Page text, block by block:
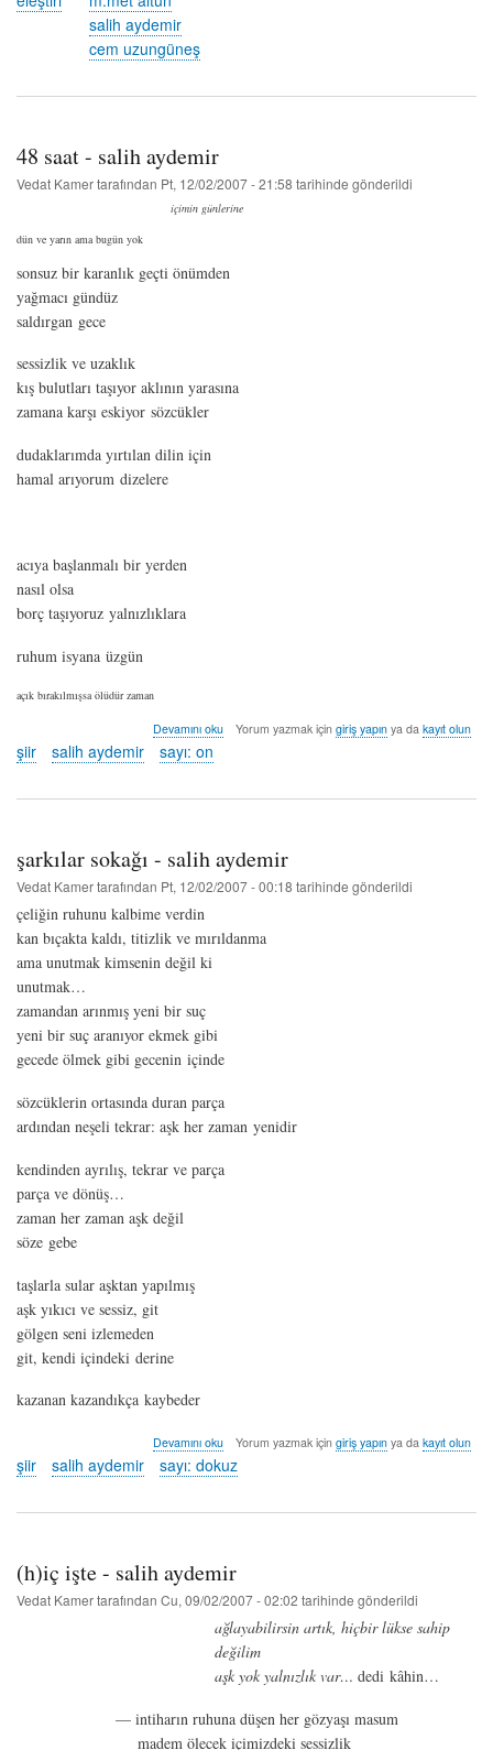
salih aydemir
cem uzungüneş
48 saat - salih aydemir
Vedat Kamertarafından Pt, 12/02/2007 - 21:58 tarihinde gönderildi
içimin günlerine
dün ve yarın ama bugün yok
sonsuz bir karanlık geçti önümden
yağmacı gündüz
saldırgan gece
sessizlik ve uzaklık
kış bulutları taşıyor aklının yarasına
zamana karşı eskiyor sözcükler
dudaklarımda yırtılan dilin için
hamal arıyorum dizelere
acıya başlanmalı bir yerden
nasıl olsa
borç taşıyoruz yalnızlıklara
ruhum isyana üzgün
açık bırakılmışsa ölüdür zaman
48
saat
aydemir
Devamını oku Yorum yazmak için giriş yapınya da kayıt olun
şiir salih aydemir sayı: on
şarkılar sokağı - salih aydemir
Vedat Kamertarafından Pt, 12/02/2007 - 00:18 tarihinde gönderildi
çeliğin ruhunu kalbime verdin
kan bıçakta kaldı, titizlik ve mırıldanma
ama unutmak kimsenin değil ki
unutmak…
zamandan arınmış yeni bir suç
yeni bir suç aranıyor ekmek gibi
gecede ölmek gibi gecenin içinde
sözcüklerin ortasında duran parça
ardından neşeli tekrar: aşk her zaman yenidir
kendinden ayrılış, tekrar ve parça
parça ve dönüş…
zaman her zaman aşk değil
söze gebe
taşlarla sular aşktan yapılmış
aşk yıkıcı ve sessiz, git
gölgen seni izlemeden
git, kendi içindeki derine
kazanan kazandıkça kaybeder
şarkılar
sokağı
aydemir
Devamını oku Yorum yazmak için giriş yapınya da kayıt olun
şiir salih aydemir sayı: dokuz
(h)iç işte - salih aydemir
Vedat Kamertarafından Cu, 09/02/2007 - 02:02 tarihinde gönderildi
ağlayabilirsin artık, hiçbir lükse sahip
değilim
aşk yok yalnızlık var… dedi kâhin…
— intiharın ruhuna düşen her gözyaşı masum
madem ölecek içimizdeki sessizlik